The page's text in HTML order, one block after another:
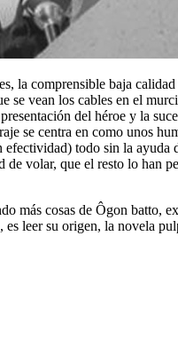
la comprensible baja
se vean los cables en el
del héroe y la
se centra en como unos
todo sin la
volar, que el resto lo han
más cosas de Ôgon batto,
leer su origen, la novela